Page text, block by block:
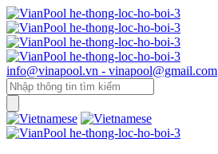
info@vinapool.vn - vinapool@gmail.com